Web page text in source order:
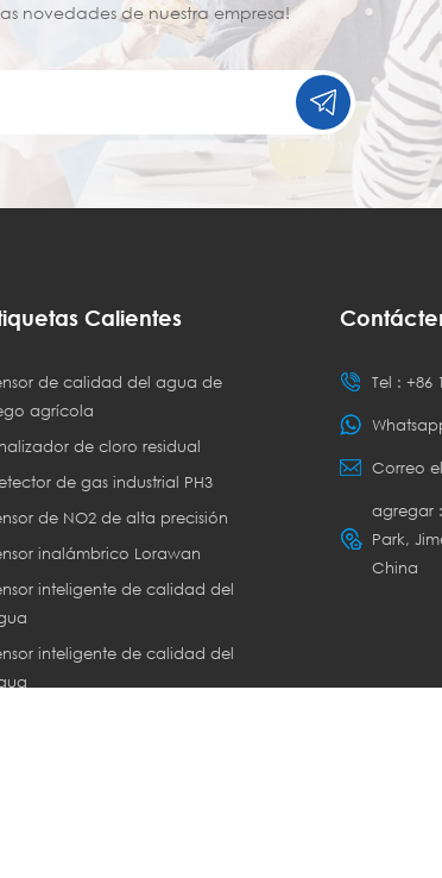
novedades de nuestra empresa!
Calientes
de calidad del agua de
agrícola
de cloro residual
de gas industrial PH3
de NO2 de alta precisión
inalámbrico Lorawan
inteligente de calidad del
inteligente de calidad del
Tel : +86
Correo
agregar :
Park,
China